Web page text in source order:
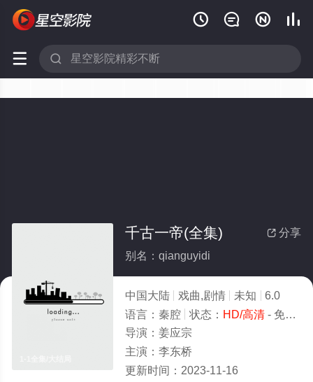
   
 
 分享
千古一帝(全集)
别名：qianguyidi
中国大陆 戏曲,剧情 未知
6.0
语言： 秦腔 状态： HD/高清- 免费在线观看
导演： 姜应宗
主演： 李东桥
更新时间： 2023-11-16